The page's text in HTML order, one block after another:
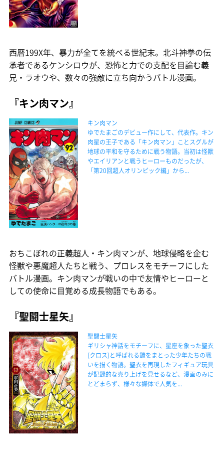
西暦199X年、暴力が全てを統べる世紀末。北斗神拳の伝
承者であるケンシロウが、恐怖と力での支配を目論む義
兄・ラオウや、数々の強敵に立ち向かうバトル漫画。
『キン肉マン』
キン肉マン
ゆでたまごのデビュー作にして、代表作。キン
肉星の王子である「キン肉マン」ことスグルが
地球の平和を守るために戦う物語。当初は怪獣
やエイリアンと戦うヒーローものだったが、
「第20回超人オリンピック編」から...
おちこぼれの正義超人・キン肉マンが、地球侵略を企む
怪獣や悪魔超人たちと戦う、プロレスをモチーフにした
バトル漫画。キン肉マンが戦いの中で友情やヒーローと
しての使命に目覚める成長物語でもある。
『聖闘士星矢』
聖闘士星矢
ギリシャ神話をモチーフに、星座を象った聖衣
(クロス)と呼ばれる鎧をまとった少年たちの戦
いを描く物語。聖衣を再現したフィギュア玩具
が記録的な売り上げを見せるなど、漫画のみに
とどまらず、様々な媒体で人気を...